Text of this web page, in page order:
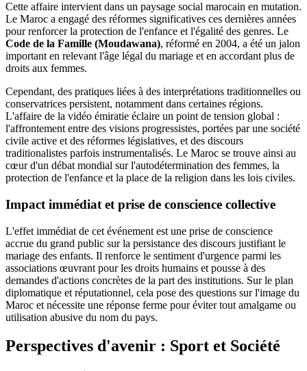
Cette affaire intervient dans un paysage social marocain en mutation.
Le Maroc a engagé des réformes significatives ces dernières années
pour renforcer la protection de l'enfance et l'égalité des genres. Le
Code de la Famille (Moudawana), réformé en 2004, a été un jalon
important en relevant l'âge légal du mariage et en accordant plus de
droits aux femmes.
Cependant, des pratiques liées à des interprétations traditionnelles ou
conservatrices persistent, notamment dans certaines régions.
L'affaire de la vidéo émiratie éclaire un point de tension global :
l'affrontement entre des visions progressistes, portées par une société
civile active et des réformes législatives, et des discours
traditionalistes parfois instrumentalisés. Le Maroc se trouve ainsi au
cœur d'un débat mondial sur l'autodétermination des femmes, la
protection de l'enfance et la place de la religion dans les lois civiles.
Impact immédiat et prise de conscience collective
L'effet immédiat de cet événement est une prise de conscience
accrue du grand public sur la persistance des discours justifiant le
mariage des enfants. Il renforce le sentiment d'urgence parmi les
associations œuvrant pour les droits humains et pousse à des
demandes d'actions concrètes de la part des institutions. Sur le plan
diplomatique et réputationnel, cela pose des questions sur l'image du
Maroc et nécessite une réponse ferme pour éviter tout amalgame ou
utilisation abusive du nom du pays.
Perspectives d'avenir : Sport et Société